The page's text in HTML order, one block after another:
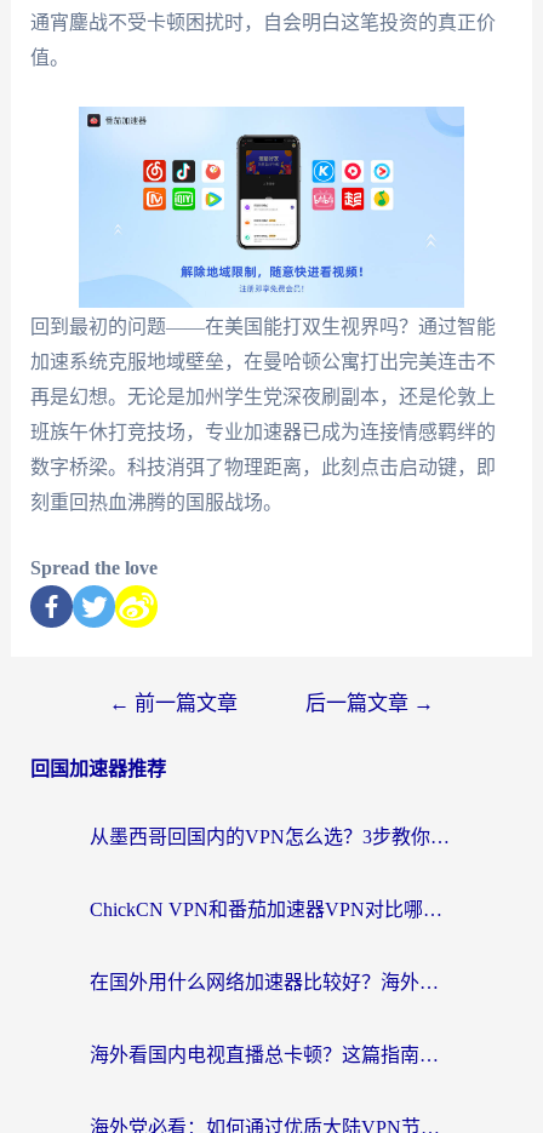
通宵鏖战不受卡顿困扰时，自会明白这笔投资的真正价
值。
回到最初的问题——在美国能打双生视界吗？通过智能
加速系统克服地域壁垒，在曼哈顿公寓打出完美连击不
再是幻想。无论是加州学生党深夜刷副本，还是伦敦上
班族午休打竞技场，专业加速器已成为连接情感羁绊的
数字桥梁。科技消弭了物理距离，此刻点击启动键，即
刻重回热血沸腾的国服战场。
Spread the love
← 前一篇文章 后一篇文章 →
回国加速器推荐
从墨西哥回国内的VPN怎么选？3步教你无缝刷剧、玩国服游戏
ChickCN VPN和番茄加速器VPN对比哪个回国效果更好？海外党亲测后的真实答案
在国外用什么网络加速器比较好？海外党亲测：从痛点到解决方案的全攻略
海外看国内电视直播总卡顿？这篇指南教你选对回国加速器，无缝追剧不发愁
海外党必看：如何通过优质大陆VPN节点无缝访问国内资源？